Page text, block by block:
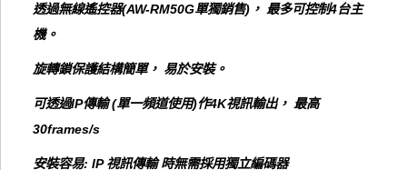
透過無線遙控器(AW-RM50G單獨銷售)， 最多可控制4台主
機。
旋轉鎖保護結構簡單， 易於安裝。
可透過IP傳輸 (單一頻道使用)作4K視訊輸出， 最高
30frames/s
安裝容易: IP 視訊傳輸 時無需採用獨立編碼器